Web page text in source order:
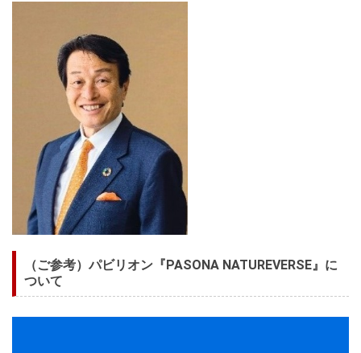
（ご参考）パビリオン『PASONA NATUREVERSE』に
ついて